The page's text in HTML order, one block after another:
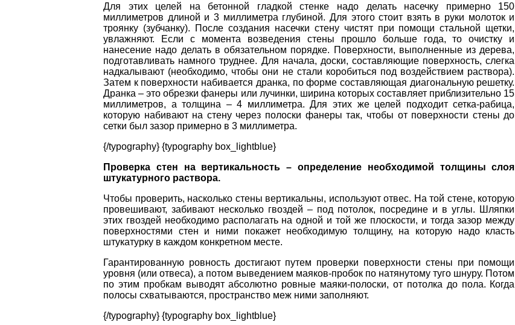
Для этих целей на бетонной гладкой стенке надо делать насечку примерно 150
миллиметров длиной и 3 миллиметра глубиной. Для этого стоит взять в руки молоток и
троянку (зубчанку). После создания насечки стену чистят при помощи стальной щетки,
увлажняют. Если с момента возведения стены прошло больше года, то очистку и
нанесение надо делать в обязательном порядке. Поверхности, выполненные из дерева,
подготавливать намного труднее. Для начала, доски, составляющие поверхность, слегка
надкалывают (необходимо, чтобы они не стали коробиться под воздействием раствора).
Затем к поверхности набивается дранка, по форме составляющая диагональную решетку.
Дранка – это обрезки фанеры или лучинки, ширина которых составляет приблизительно 15
миллиметров, а толщина – 4 миллиметра. Для этих же целей подходит сетка-рабица,
которую набивают на стену через полоски фанеры так, чтобы от поверхности стены до
сетки был зазор примерно в 3 миллиметра.
{/typography} {typography box_lightblue}
Проверка стен на вертикальность – определение необходимой толщины слоя
штукатурного раствора.
Чтобы проверить, насколько стены вертикальны, используют отвес. На той стене, которую
провешивают, забивают несколько гвоздей – под потолок, посредине и в углы. Шляпки
этих гвоздей необходимо располагать на одной и той же плоскости, и тогда зазор между
поверхностями стен и ними покажет необходимую толщину, на которую надо класть
штукатурку в каждом конкретном месте.
Гарантированную ровность достигают путем проверки поверхности стены при помощи
уровня (или отвеса), а потом выведением маяков-пробок по натянутому туго шнуру. Потом
по этим пробкам выводят абсолютно ровные маяки-полоски, от потолка до пола. Когда
полосы схватываются, пространство меж ними заполняют.
{/typography} {typography box_lightblue}